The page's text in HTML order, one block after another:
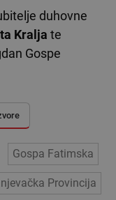
duhovne
Kralja te
Gospe
Gospa Fatimska
Provincija